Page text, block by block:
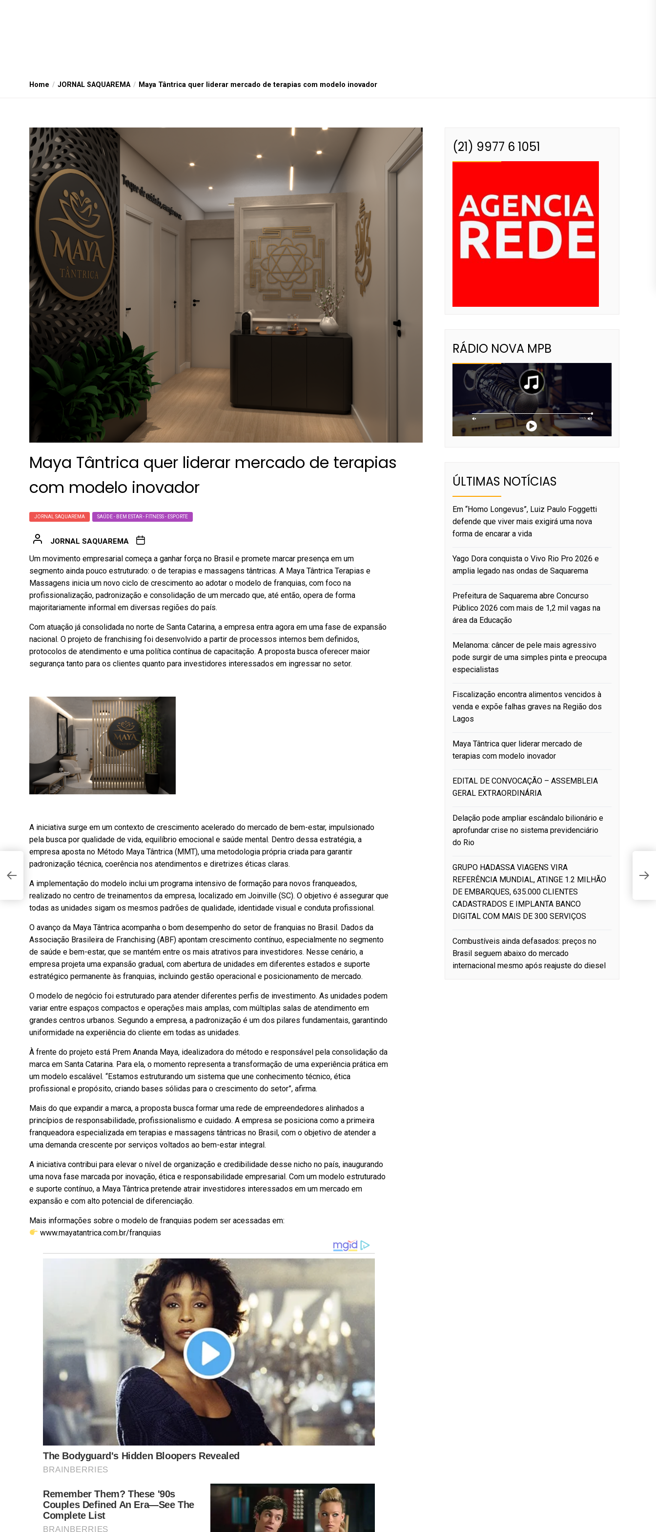
Home JORNAL SAQUAREMA Maya Tântrica quer liderar mercado de terapias com modelo inovador
Maya Tântrica quer liderar mercado de terapias
com modelo inovador
JORNAL SAQUAREMA SAÚDE - BEM ESTAR - FITNESS - ESPORTE
JORNAL SAQUAREMA
Um movimento empresarial começa a ganhar força no Brasil e promete marcar presença em um
segmento ainda pouco estruturado: o de terapias e massagens tântricas. A Maya Tântrica Terapias e
Massagens inicia um novo ciclo de crescimento ao adotar o modelo de franquias, com foco na
profissionalização, padronização e consolidação de um mercado que, até então, opera de forma
majoritariamente informal em diversas regiões do país.
Com atuação já consolidada no norte de Santa Catarina, a empresa entra agora em uma fase de expansão
nacional. O projeto de franchising foi desenvolvido a partir de processos internos bem definidos,
protocolos de atendimento e uma política contínua de capacitação. A proposta busca oferecer maior
segurança tanto para os clientes quanto para investidores interessados em ingressar no setor.
A iniciativa surge em um contexto de crescimento acelerado do mercado de bem-estar, impulsionado
pela busca por qualidade de vida, equilíbrio emocional e saúde mental. Dentro dessa estratégia, a
empresa aposta no Método Maya Tântrica (MMT), uma metodologia própria criada para garantir
padronização técnica, coerência nos atendimentos e diretrizes éticas claras.
A implementação do modelo inclui um programa intensivo de formação para novos franqueados,
realizado no centro de treinamentos da empresa, localizado em Joinville (SC). O objetivo é assegurar que
todas as unidades sigam os mesmos padrões de qualidade, identidade visual e conduta profissional.
O avanço da Maya Tântrica acompanha o bom desempenho do setor de franquias no Brasil. Dados da
Associação Brasileira de Franchising (ABF) apontam crescimento contínuo, especialmente no segmento
de saúde e bem-estar, que se mantém entre os mais atrativos para investidores. Nesse cenário, a
empresa projeta uma expansão gradual, com abertura de unidades em diferentes estados e suporte
estratégico permanente às franquias, incluindo gestão operacional e posicionamento de mercado.
O modelo de negócio foi estruturado para atender diferentes perfis de investimento. As unidades podem
variar entre espaços compactos e operações mais amplas, com múltiplas salas de atendimento em
grandes centros urbanos. Segundo a empresa, a padronização é um dos pilares fundamentais, garantindo
uniformidade na experiência do cliente em todas as unidades.
À frente do projeto está Prem Ananda Maya, idealizadora do método e responsável pela consolidação da
marca em Santa Catarina. Para ela, o momento representa a transformação de uma experiência prática em
um modelo escalável. “Estamos estruturando um sistema que une conhecimento técnico, ética
profissional e propósito, criando bases sólidas para o crescimento do setor”, afirma.
Mais do que expandir a marca, a proposta busca formar uma rede de empreendedores alinhados a
princípios de responsabilidade, profissionalismo e cuidado. A empresa se posiciona como a primeira
franqueadora especializada em terapias e massagens tântricas no Brasil, com o objetivo de atender a
uma demanda crescente por serviços voltados ao bem-estar integral.
A iniciativa contribui para elevar o nível de organização e credibilidade desse nicho no país, inaugurando
uma nova fase marcada por inovação, ética e responsabilidade empresarial. Com um modelo estruturado
e suporte contínuo, a Maya Tântrica pretende atrair investidores interessados em um mercado em
expansão e com alto potencial de diferenciação.
Mais informações sobre o modelo de franquias podem ser acessadas em:
www.mayatantrica.com.br/franquias
(21) 9977 6 1051
RÁDIO NOVA MPB
ÚLTIMAS NOTÍCIAS
Em “Homo Longevus”, Luiz Paulo Foggetti
defende que viver mais exigirá uma nova
forma de encarar a vida
Yago Dora conquista o Vivo Rio Pro 2026 e
amplia legado nas ondas de Saquarema
Prefeitura de Saquarema abre Concurso
Público 2026 com mais de 1,2 mil vagas na
área da Educação
Melanoma: câncer de pele mais agressivo
pode surgir de uma simples pinta e preocupa
especialistas
Fiscalização encontra alimentos vencidos à
venda e expõe falhas graves na Região dos
Lagos
Maya Tântrica quer liderar mercado de
terapias com modelo inovador
EDITAL DE CONVOCAÇÃO – ASSEMBLEIA
GERAL EXTRAORDINÁRIA
Delação pode ampliar escândalo bilionário e
aprofundar crise no sistema previdenciário
do Rio
GRUPO HADASSA VIAGENS VIRA
REFERÊNCIA MUNDIAL, ATINGE 1.2 MILHÃO
DE EMBARQUES, 635.000 CLIENTES
CADASTRADOS E IMPLANTA BANCO
DIGITAL COM MAIS DE 300 SERVIÇOS
Combustíveis ainda defasados: preços no
Brasil seguem abaixo do mercado
internacional mesmo após reajuste do diesel